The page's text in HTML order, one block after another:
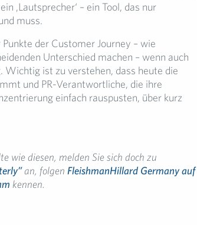
‚Lautsprecher‘ – ein Tool, das nur
muss.
der Customer Journey – wie
Unterschied machen – wenn auch
ist zu verstehen, dass heute die
und PR-Verantwortliche, die ihre
einfach rauspusten, über kurz
wie diesen, melden Sie sich doch zu
an, folgen FleishmanHillard Germany auf
kennen.